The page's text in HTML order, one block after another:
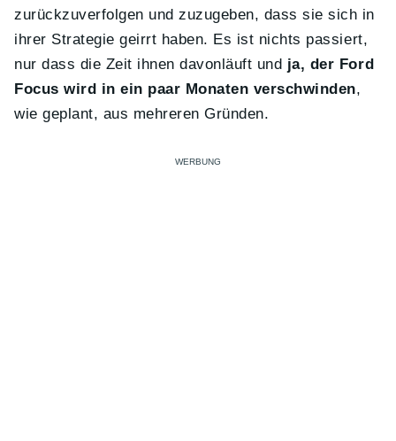
zurückzuverfolgen und zuzugeben, dass sie sich in
ihrer Strategie geirrt haben. Es ist nichts passiert,
nur dass die Zeit ihnen davonläuft und ja, der Ford
Focus wird in ein paar Monaten verschwinden,
wie geplant, aus mehreren Gründen.